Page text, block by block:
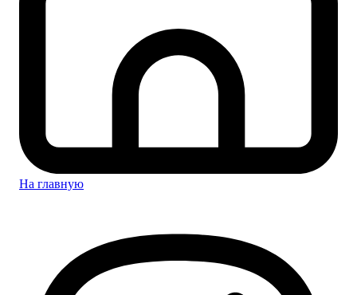
На главную